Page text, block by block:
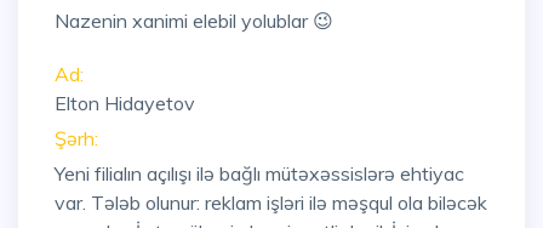
Nazenin xanimi elebil yolublar 😉
Ad:
Elton Hidayetov
Şərh:
Yeni filialın açılışı ilə bağlı mütəxəssislərə ehtiyac
var. Tələb olunur: reklam işləri ilə məşqul ola biləcək